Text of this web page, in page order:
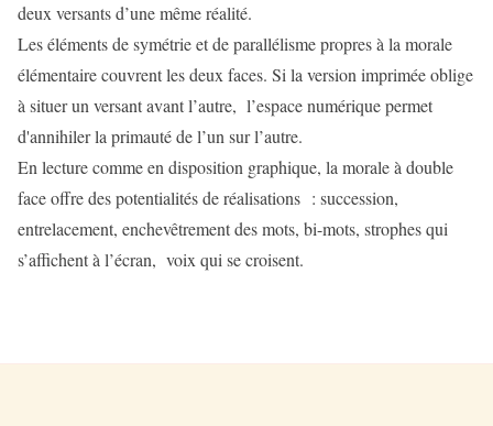
deux versants d’une même réalité.
Les éléments de symétrie et de parallélisme propres à la morale
élémentaire couvrent les deux faces. Si la version imprimée oblige
à situer un versant avant l’autre, l’espace numérique permet
d'annihiler la primauté de l’un sur l’autre.
En lecture comme en disposition graphique, la morale à double
face offre des potentialités de réalisations : succession,
entrelacement, enchevêtrement des mots, bi-mots, strophes qui
s’affichent à l’écran, voix qui se croisent.